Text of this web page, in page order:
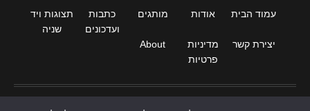
עמוד הבית אודות מותגים
כתבות
ועדכונים
תצוגות ויד
שניה
יצירת קשר
מדיניות
פרטיות
About